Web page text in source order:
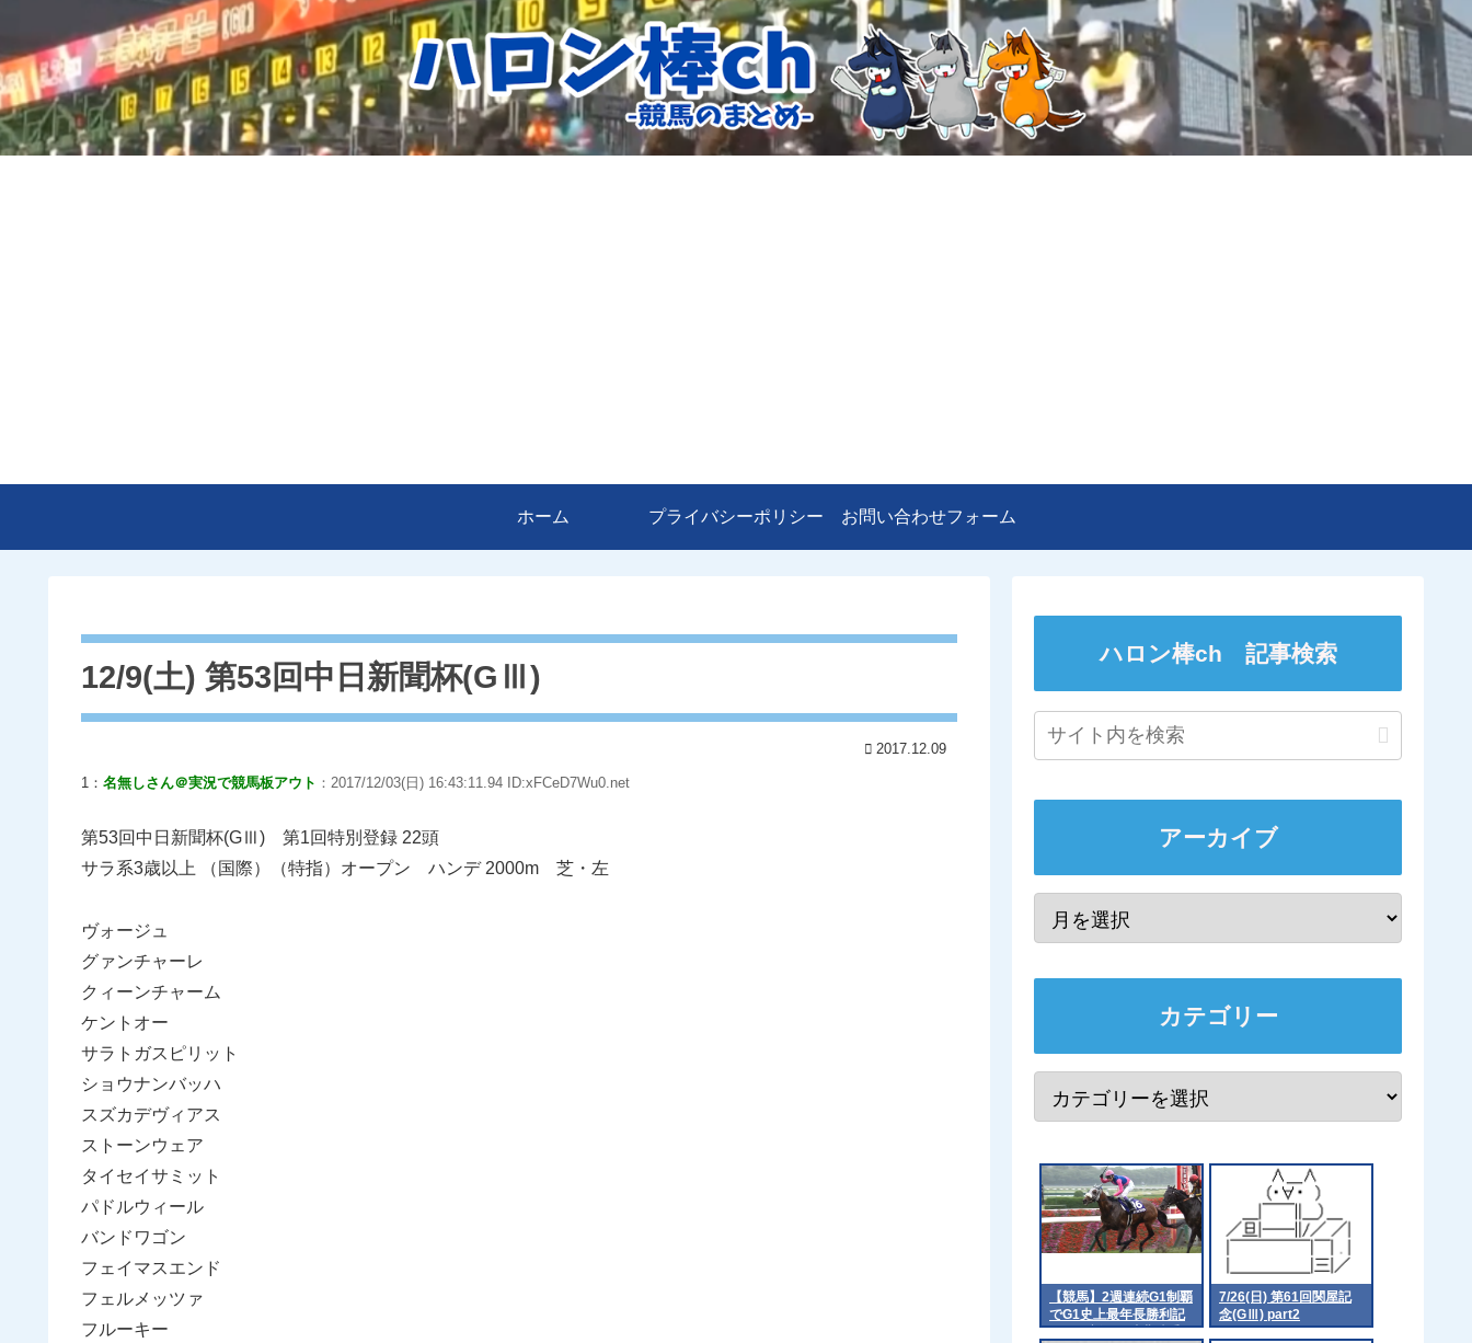
ホーム プライバシーポリシー お問い合わせフォーム
12/9(土) 第53回中日新聞杯(GⅢ)
2017.12.09
1： 名無しさん＠実況で競馬板アウト ：2017/12/03(日) 16:43:11.94 ID:xFCeD7Wu0.net
第53回中日新聞杯(GⅢ) 第1回特別登録 22頭
サラ系3歳以上 （国際）（特指）オープン ハンデ 2000m 芝・左
ヴォージュ
グァンチャーレ
クィーンチャーム
ケントオー
サラトガスピリット
ショウナンバッハ
スズカデヴィアス
ストーンウェア
タイセイサミット
パドルウィール
バンドワゴン
フェイマスエンド
フェルメッツァ
フルーキー
ハロン棒ch 記事検索
アーカイブ
カテゴリー
【競馬】2週連続G1制覇
でG1史上最年長勝利記
録を更新した武豊騎手
7/26(日) 第61回関屋記
念(GⅢ) part2